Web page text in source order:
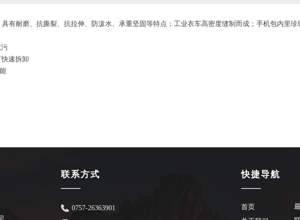
具有耐磨、抗撕裂、抗拉伸、防泼水、承重坚固等特点；工业衣车高密度缝制而成；手机包内里
速拆卸
联系方式
——
0757-26363901
快捷导航
——
首页